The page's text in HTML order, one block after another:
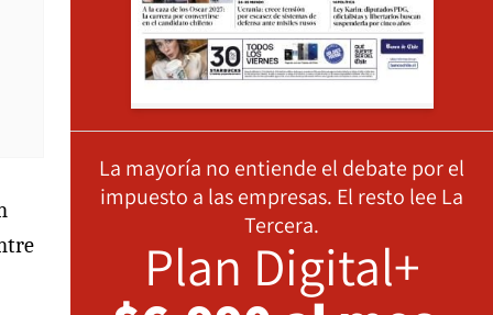
La mayoría no entiende el debate por el
impuesto a las empresas. El resto lee La
Tercera.
Plan Digital+